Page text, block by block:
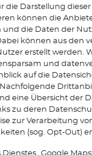
die Darstellung
können die
und die Daten der
können aus den
erstellt werden.
und
auf die
eine Übersicht der
zu deren
zur Verarbeitung
(sog. Opt-Out)
„Google